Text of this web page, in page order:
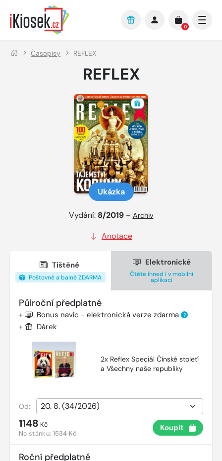
Přejít na hlavní obsah
0
Časopisy REFLEX
REFLEX
Ukázka
Vydání: 8/2019 – Archiv
Anotace
Tištěné
Poštovné a balné ZDARMA
Elektronické
Čtěte ihned i v mobilní
aplikaci
Půlroční předplatné
+ Bonus navíc - elektronická verze zdarma ?
+ Dárek
2x Reflex Speciál Čínské století
a Všechny naše republiky
Od:
1148 Kč
Na stánku:1534 Kč
Koupit
Roční předplatné